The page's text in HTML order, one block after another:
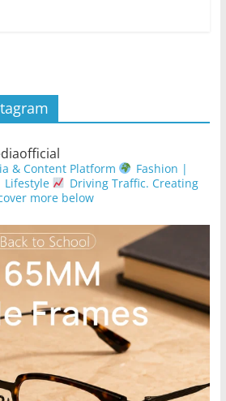
& Content Platform
Fashion |
Driving Traffic. Creating
more below